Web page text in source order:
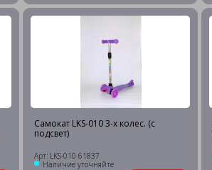
Самокат LKS-010 3-х колес. (с
подсвет)
Арт: LKS-010 61837
Наличие уточняйте